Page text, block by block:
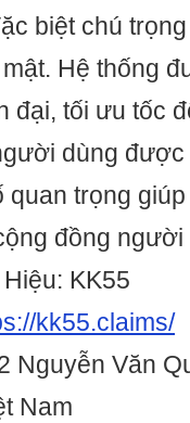
biệt chú
Hệ thống
đại, tối ưu tốc
dùng
quan trọng
đồng người
KK55
kk55.claims/
Nguyễn Văn
Nam